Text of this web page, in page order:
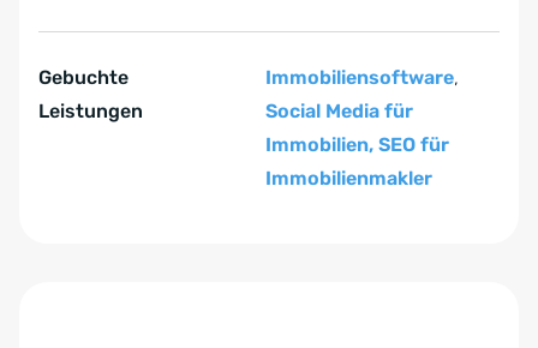
Gebuchte
Leistungen
Immobiliensoftware,
Social Media für
Immobilien, SEO für
Immobilienmakler